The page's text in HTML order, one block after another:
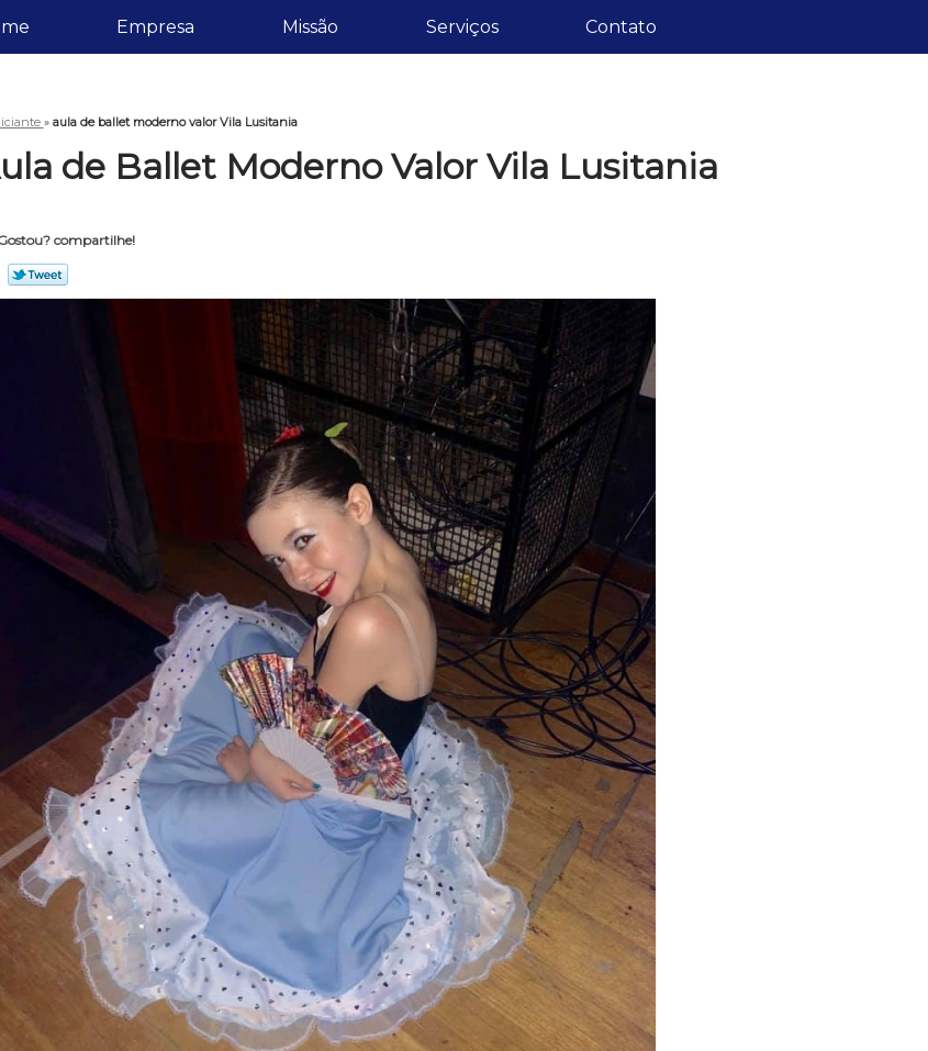
Empresa Missão Serviços Contato
» aula de ballet moderno valor Vila Lusitania
de Ballet Moderno Valor Vila Lusitania
compartilhe!